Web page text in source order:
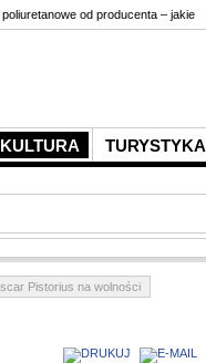
KULTURA TURYSTYKA
poliuretanowe od producenta – jakie
Pistorius na wolności